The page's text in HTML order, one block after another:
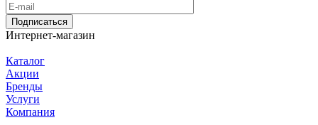
Подписаться
Интернет-магазин
Каталог
Акции
Бренды
Услуги
Компания